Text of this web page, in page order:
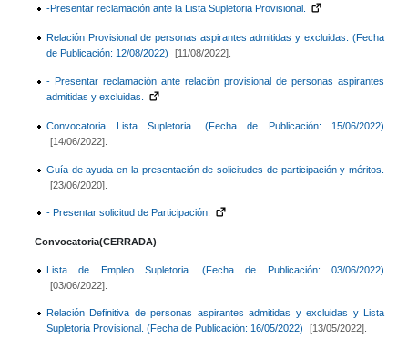
-Presentar reclamación ante la Lista Supletoria Provisional.
Relación Provisional de personas aspirantes admitidas y excluidas. (Fecha
de Publicación: 12/08/2022)
[11/08/2022].
- Presentar reclamación ante relación provisional de personas aspirantes
admitidas y excluidas.
Convocatoria Lista Supletoria. (Fecha de Publicación: 15/06/2022)
[14/06/2022].
Guía de ayuda en la presentación de solicitudes de participación y méritos.
[23/06/2020].
- Presentar solicitud de Participación.
Convocatoria(CERRADA)
Lista de Empleo Supletoria. (Fecha de Publicación: 03/06/2022)
[03/06/2022].
Relación Definitiva de personas aspirantes admitidas y excluidas y Lista
Supletoria Provisional. (Fecha de Publicación: 16/05/2022)
[13/05/2022].